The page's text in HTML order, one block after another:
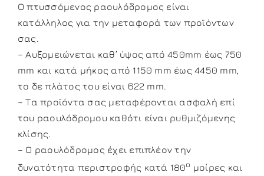
Ο πτυσσόμενος ραουλόδρομος είναι
κατάλληλος για την μεταφορά των προϊόντων
σας.
– Αυξομειώνεται καθ’ ύψος από 450mm έως 750
mm και κατά μήκος από 1150 mm έως 4450 mm,
το δε πλάτος του είναι 622 mm.
– Τα προϊόντα σας μεταφέρονται ασφαλή επί
του ραουλόδρομου καθότι είναι ρυθμιζόμενης
κλίσης.
– Ο ραουλόδρομος έχει επιπλέον την
δυνατότητα περιστροφής κατά 180ο μοίρες και